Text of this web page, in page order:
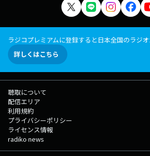
ラジコプレミアムに登録すると日本全国のラジ
詳しくはこちら
聴取について
配信エリア
利用規約
プライバシーポリシー
ライセンス情報
radiko news